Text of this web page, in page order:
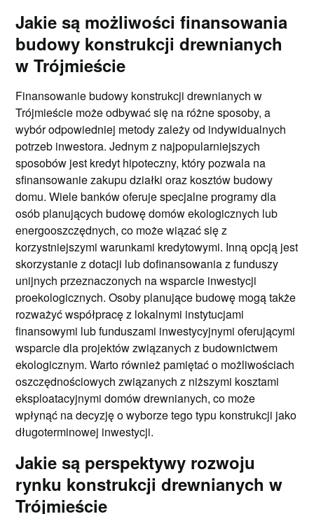
Jakie są możliwości finansowania
budowy konstrukcji drewnianych
w Trójmieście
Finansowanie budowy konstrukcji drewnianych w
Trójmieście może odbywać się na różne sposoby, a
wybór odpowiedniej metody zależy od indywidualnych
potrzeb inwestora. Jednym z najpopularniejszych
sposobów jest kredyt hipoteczny, który pozwala na
sfinansowanie zakupu działki oraz kosztów budowy
domu. Wiele banków oferuje specjalne programy dla
osób planujących budowę domów ekologicznych lub
energooszczędnych, co może wiązać się z
korzystniejszymi warunkami kredytowymi. Inną opcją jest
skorzystanie z dotacji lub dofinansowania z funduszy
unijnych przeznaczonych na wsparcie inwestycji
proekologicznych. Osoby planujące budowę mogą także
rozważyć współpracę z lokalnymi instytucjami
finansowymi lub funduszami inwestycyjnymi oferującymi
wsparcie dla projektów związanych z budownictwem
ekologicznym. Warto również pamiętać o możliwościach
oszczędnościowych związanych z niższymi kosztami
eksploatacyjnymi domów drewnianych, co może
wpłynąć na decyzję o wyborze tego typu konstrukcji jako
długoterminowej inwestycji.
Jakie są perspektywy rozwoju
rynku konstrukcji drewnianych w
Trójmieście